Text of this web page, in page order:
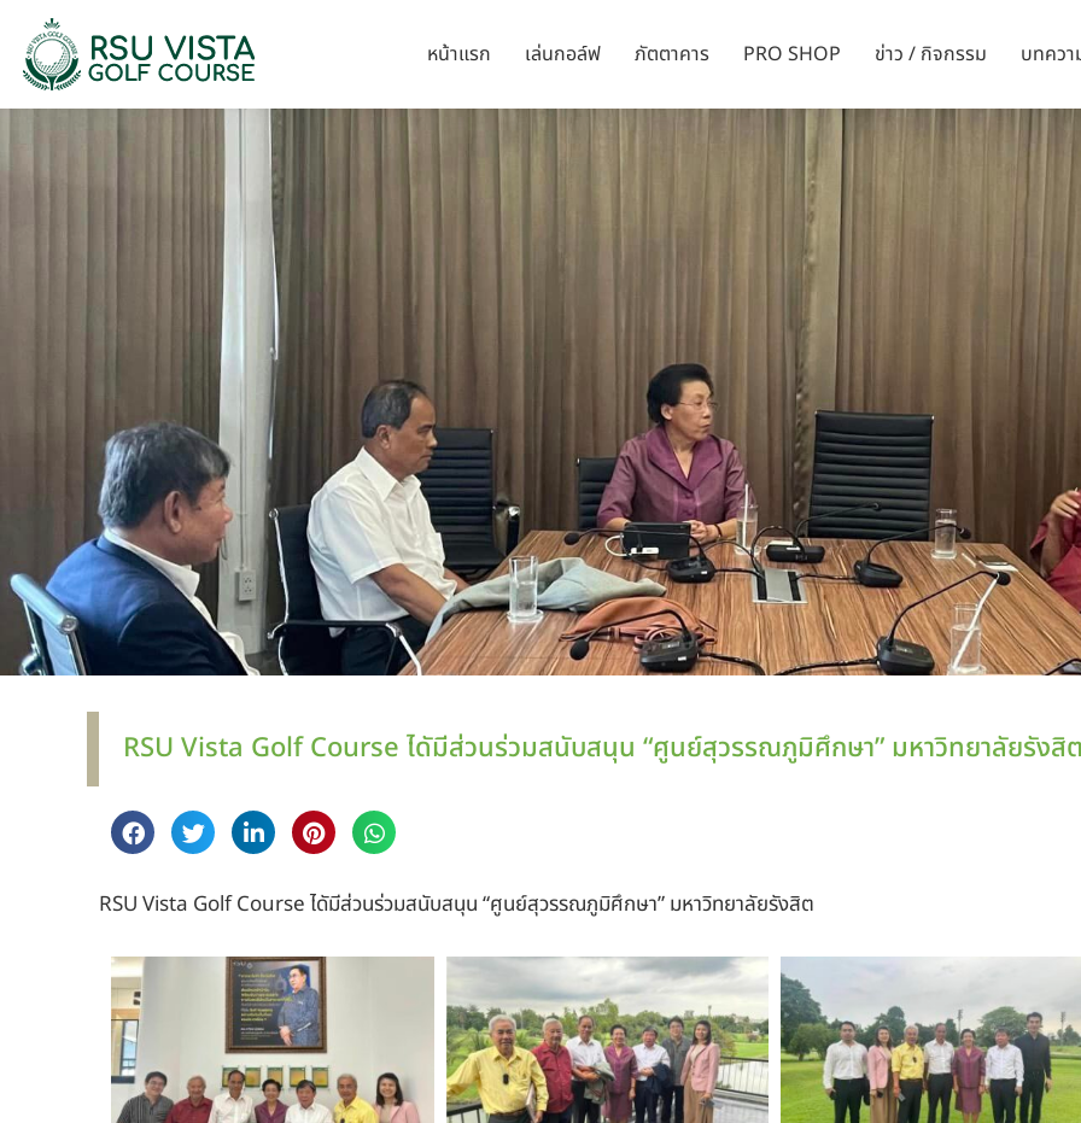
หน้าแรก เล่นกอล์ฟ ภัตตาคาร PRO SHOP ข่าว / กิจกรรม บทควา
RSU Vista Golf Course ไดัมีส่วนร่วมสนับสนุน “ศูนย์สุวรรณภูมิศึกษา” มหาวิทยาลัยรังสิ
RSU Vista Golf Course ไดัมีส่วนร่วมสนับสนุน “ศูนย์สุวรรณภูมิศึกษา” มหาวิทยาลัยรังสิต